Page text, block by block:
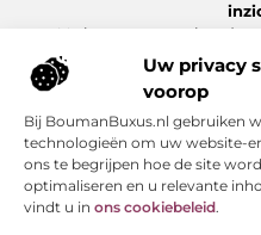
Uw privacy
voorop
Bij BoumanBuxus.nl gebruiken
technologieën om uw website-
ons te begrijpen hoe de site
optimaliseren en u relevante
vindt u in ons cookiebeleid.
Verken een gevarieerd
over het dagelijks
boeiende
Bericht categorie